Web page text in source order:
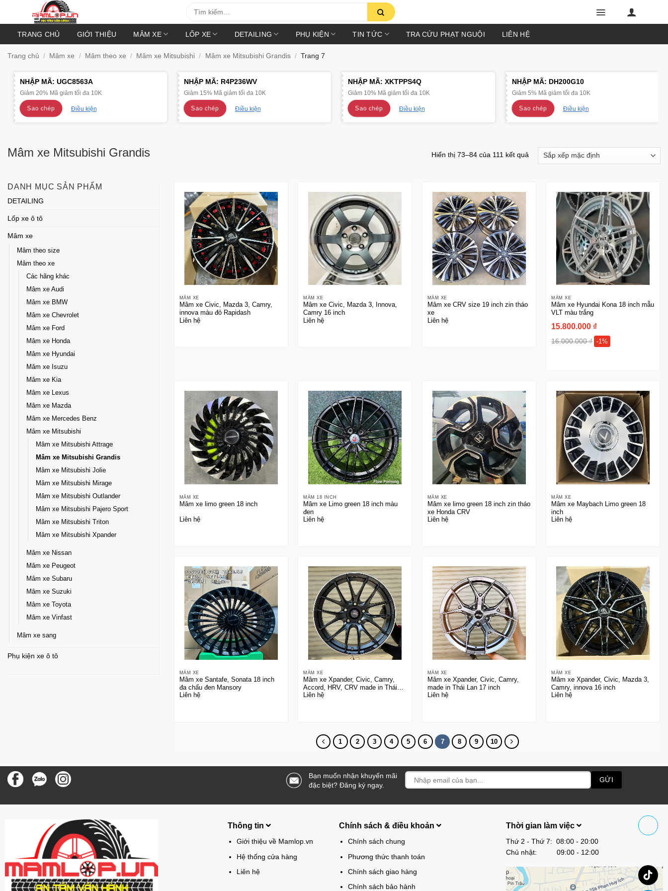
kiếm:
TRANG CHỦ GIỚI THIỆU MÂM XE LỐP XE DETAILING PHỤ KIỆN TIN TỨC TRA CỨU PHẠT NGUỘI LIÊN HỆ
Trang chủ / Mâm xe / Mâm theo xe / Mâm xe Mitsubishi / Mâm xe Mitsubishi Grandis / Trang 7
NHẬP MÃ: UGC8563A
Giảm 20% Mã giảm tối đa 10K
Sao chép Điều kiện
NHẬP MÃ: R4P236WV
Giảm 15% Mã giảm tối đa 10K
Sao chép Điều kiện
NHẬP MÃ: XKTPPS4Q
Giảm 10% Mã giảm tối đa 10K
Sao chép Điều kiện
NHẬP MÃ: DH200G10
Giảm 5% Mã giảm tối đa 10K
Sao chép Điều kiện
Mâm xe Mitsubishi Grandis Hiển thị 73–84 của 111 kết quả
DANH MỤC SẢN PHẨM
DETAILING
Lốp xe ô tô
Mâm xe
Mâm theo size
Mâm theo xe
Các hãng khác
Mâm xe Audi
Mâm xe BMW
Mâm xe Chevrolet
Mâm xe Ford
Mâm xe Honda
Mâm xe Hyundai
Mâm xe Isuzu
Mâm xe Kia
Mâm xe Lexus
Mâm xe Mazda
Mâm xe Mercedes Benz
Mâm xe Mitsubishi
Mâm xe Mitsubishi Attrage
Mâm xe Mitsubishi Grandis
Mâm xe Mitsubishi Jolie
Mâm xe Mitsubishi Mirage
Mâm xe Mitsubishi Outlander
Mâm xe Mitsubishi Pajero Sport
Mâm xe Mitsubishi Triton
Mâm xe Mitsubishi Xpander
Mâm xe Nissan
Mâm xe Peugeot
Mâm xe Subaru
Mâm xe Suzuki
Mâm xe Toyota
Mâm xe Vinfast
Mâm xe sang
Phụ kiện xe ô tô
MÂM XE
Mâm xe Civic, Mazda 3, Camry,
innova màu đỏ Rapidash
Liên hệ
MÂM XE
Mâm xe Civic, Mazda 3, Innova,
Camry 16 inch
Liên hệ
MÂM XE
Mâm xe CRV size 19 inch zin tháo
xe
Liên hệ
MÂM XE
Mâm xe Hyundai Kona 18 inch mẫu
VLT màu trắng
15.800.000 ₫
16.000.000₫ -1%
MÂM XE
Mâm xe limo green 18 inch
Liên hệ
MÂM 18 INCH
Mâm xe Limo green 18 inch màu
đen
Liên hệ
MÂM XE
Mâm xe limo green 18 inch zin tháo
xe Honda CRV
Liên hệ
MÂM XE
Mâm xe Maybach Limo green 18
inch
Liên hệ
MÂM XE
Mâm xe Santafe, Sonata 18 inch
đa chấu đen Mansory
Liên hệ
MÂM XE
Mâm xe Xpander, Civic, Camry,
Accord, HRV, CRV made in Thái
Lan 17 inch
Liên hệ
MÂM XE
Mâm xe Xpander, Civic, Camry,
made in Thái Lan 17 inch
Liên hệ
MÂM XE
Mâm xe Xpander, Civic, Mazda 3,
Camry, innova 16 inch
Liên hệ
1 2 3 4 5 6 7 8 9 10
Bạn muốn nhận khuyến mãi
đặc biệt? Đăng ký ngay.
Thông tin
Giới thiệu về Mamlop.vn
Hệ thống cửa hàng
Liên hệ
Chính sách & điều khoản
Chính sách chung
Phương thức thanh toán
Chính sách giao hàng
Chính sách bảo hành
Thời gian làm việc
Thứ 2 - Thứ 7: 08:00 - 20:00
Chủ nhật: 09:00 - 12:00